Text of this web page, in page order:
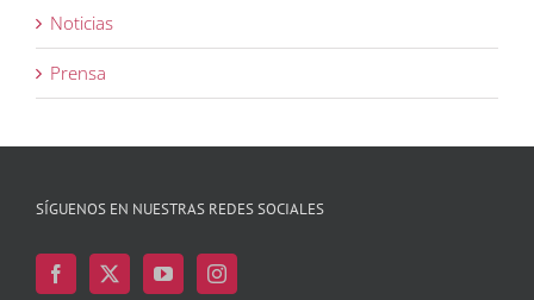
Noticias
Prensa
SÍGUENOS EN NUESTRAS REDES SOCIALES